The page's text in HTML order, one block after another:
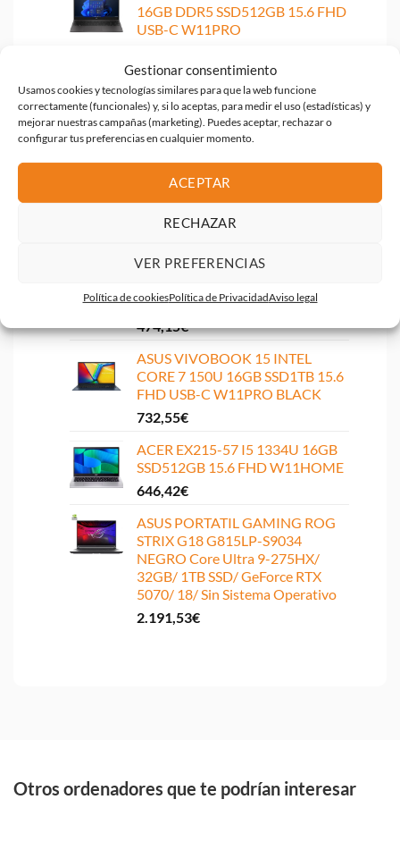
Gestionar consentimiento
Usamos cookies y tecnologías similares para que la web funcione
correctamente (funcionales) y, si lo aceptas, para medir el uso (estadísticas) y
mejorar nuestras campañas (marketing). Puedes aceptar, rechazar o
configurar tus preferencias en cualquier momento.
ACEPTAR
RECHAZAR
VER PREFERENCIAS
Política de cookiesPolítica de PrivacidadAviso legal
16GB DDR5 SSD512GB 15.6 FHD
USB-C W11PRO
ASUS VIVOBOOK GO 15 RYZEN
5 7520U 16GB SSD1TB 15.6 FHD
USB-C W11HOME
663,65€
GAMING HP OMEN I9 14900HX
32GB SSD1TB 16 2K RTX5060
HP G10 255R RYZEN 5 7535U
USB-C W11HOME
474,15€
ASUS VIVOBOOK 15 INTEL
CORE 7 150U 16GB SSD1TB 15.6
FHD USB-C W11PRO BLACK
732,55€
ACER EX215-57 I5 1334U 16GB
SSD512GB 15.6 FHD W11HOME
646,42€
ASUS PORTATIL GAMING ROG
STRIX G18 G815LP-S9034
NEGRO Core Ultra 9-275HX/
32GB/ 1TB SSD/ GeForce RTX
5070/ 18/ Sin Sistema Operativo
2.191,53€
Otros ordenadores que te podrían interesar